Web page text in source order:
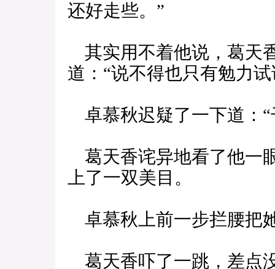
还好走些。”
其实用不着他说，葛天
道：“说不得也只有勉力
卓慕秋迟疑了一下道：“
葛天香诧异地看了他一
上了一双美目。
卓慕秋上前一步拦腰把
葛天香吓了一跳，差点